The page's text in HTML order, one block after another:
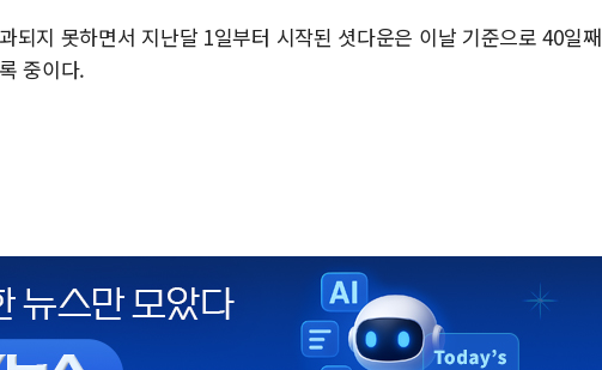
되지 못하면서 지난달 1일부터 시작된 셧다운은 이날 기준으로 40일째
중이다.